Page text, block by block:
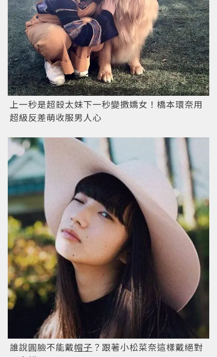
上一秒是超殺太妹下一秒變撒嬌女！橋本環奈用
超級反差萌收服男人心
誰說圓臉不能戴帽子 ？跟著小松菜奈這樣戴絕對